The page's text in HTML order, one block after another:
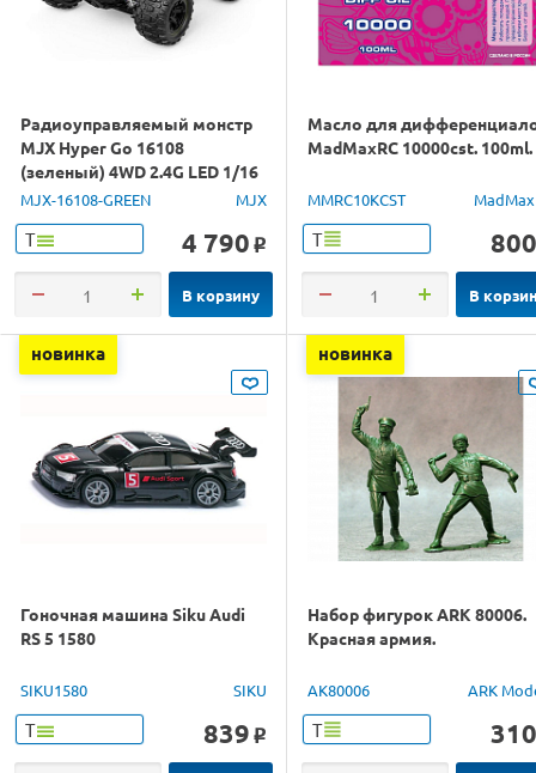
Радиоуправляемый монстр
MJX Hyper Go 16108
(зеленый) 4WD 2.4G LED 1/16
RTR
MJX-16108-GREEN MJX
Т 4 790 o
В корзину
Масло для
MadMaxRC 10000cst. 100ml.
MMRC10KCST
Т 800
В
новинка
Гоночная машина Siku Audi
RS 5 1580
SIKU1580 SIKU
Т 839 o
новинка
Набор фигурок ARK 80006.
Красная армия.
AK80006 ARK
Т 310